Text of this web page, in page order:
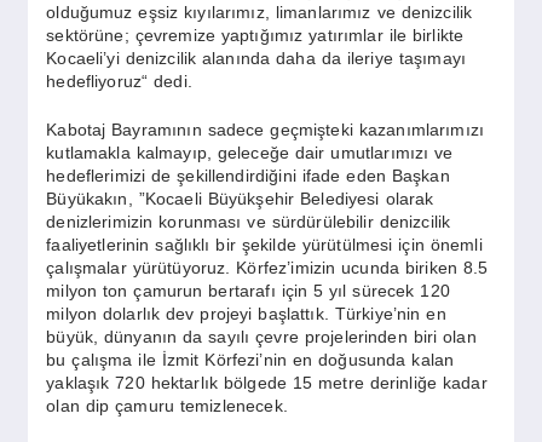
SAĞLIK
YAŞAM
olduğumuz eşsiz kıyılarımız, limanlarımız ve denizcilik
sektörüne; çevremize yaptığımız yatırımlar ile birlikte
Kocaeli’yi denizcilik alanında daha da ileriye taşımayı
hedefliyoruz“ dedi.
Kabotaj Bayramının sadece geçmişteki kazanımlarımızı
kutlamakla kalmayıp, geleceğe dair umutlarımızı ve
hedeflerimizi de şekillendirdiğini ifade eden Başkan
Büyükakın, ”Kocaeli Büyükşehir Belediyesi olarak
denizlerimizin korunması ve sürdürülebilir denizcilik
faaliyetlerinin sağlıklı bir şekilde yürütülmesi için önemli
çalışmalar yürütüyoruz. Körfez’imizin ucunda biriken 8.5
milyon ton çamurun bertarafı için 5 yıl sürecek 120
milyon dolarlık dev projeyi başlattık. Türkiye’nin en
büyük, dünyanın da sayılı çevre projelerinden biri olan
bu çalışma ile İzmit Körfezi’nin en doğusunda kalan
yaklaşık 720 hektarlık bölgede 15 metre derinliğe kadar
olan dip çamuru temizlenecek.